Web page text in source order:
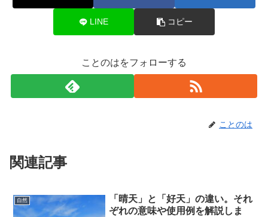
LINE コピー
ことのはをフォローする
ことのは
関連記事
自然
「晴天」と「好天」の違い。それ
ぞれの意味や使用例を解説しま